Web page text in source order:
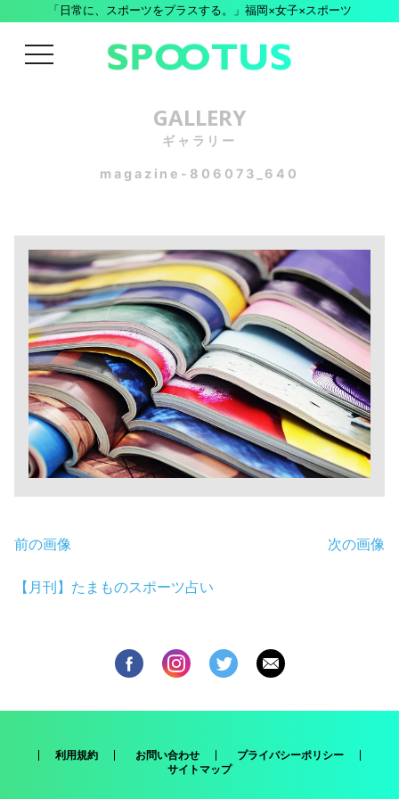
「日常に、スポーツをプラスする。」福岡×女子×スポーツ
menu
GALLERY
ギャラリー
magazine-806073_640
前の画像 次の画像
【月刊】たまものスポーツ占い
利用規約 お問い合わせ
プライバシーポリシー
サイトマップ